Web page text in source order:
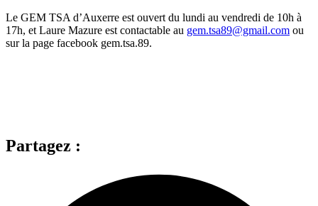
Le GEM TSA d’Auxerre est ouvert du lundi au vendredi de 10h à
17h, et Laure Mazure est contactable au gem.tsa89@gmail.com ou
sur la page facebook gem.tsa.89.
Partagez :